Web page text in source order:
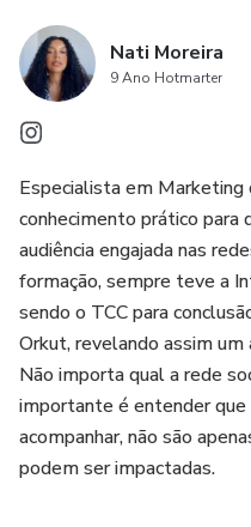
Nati Moreira
9 Ano Hotmarter
Especialista em
conhecimento prático para
audiência engajada nas
formação, sempre teve a
sendo o TCC para
Orkut, revelando assim
Não importa qual a rede
importante é entender
acompanhar, não são
podem ser impactadas.